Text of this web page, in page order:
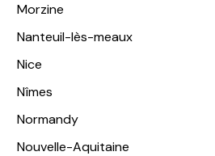
Morzine
Nanteuil-lès-meaux
Nice
Nîmes
Normandy
Nouvelle-Aquitaine